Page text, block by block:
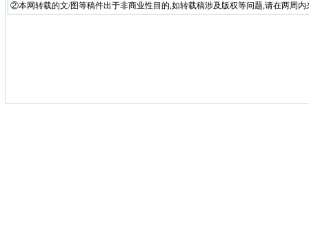
②本网转载的文/图等稿件出于非商业性目的,如转载稿涉及版权等问题,请在两周内